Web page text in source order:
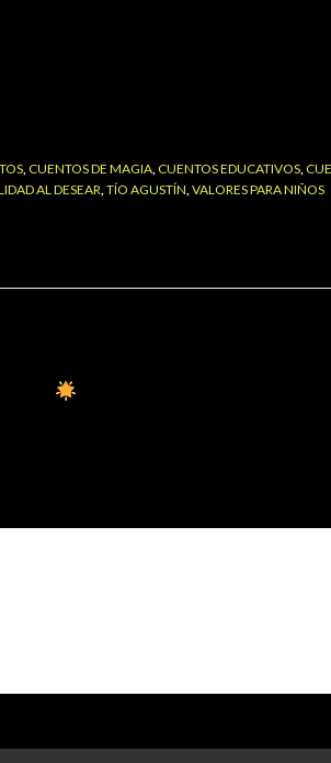
,CUENTOS DE MAGIA,CUENTOS EDUCATIVOS,
AL DESEAR,TÍO AGUSTÍN,VALORES PARA NIÑOS